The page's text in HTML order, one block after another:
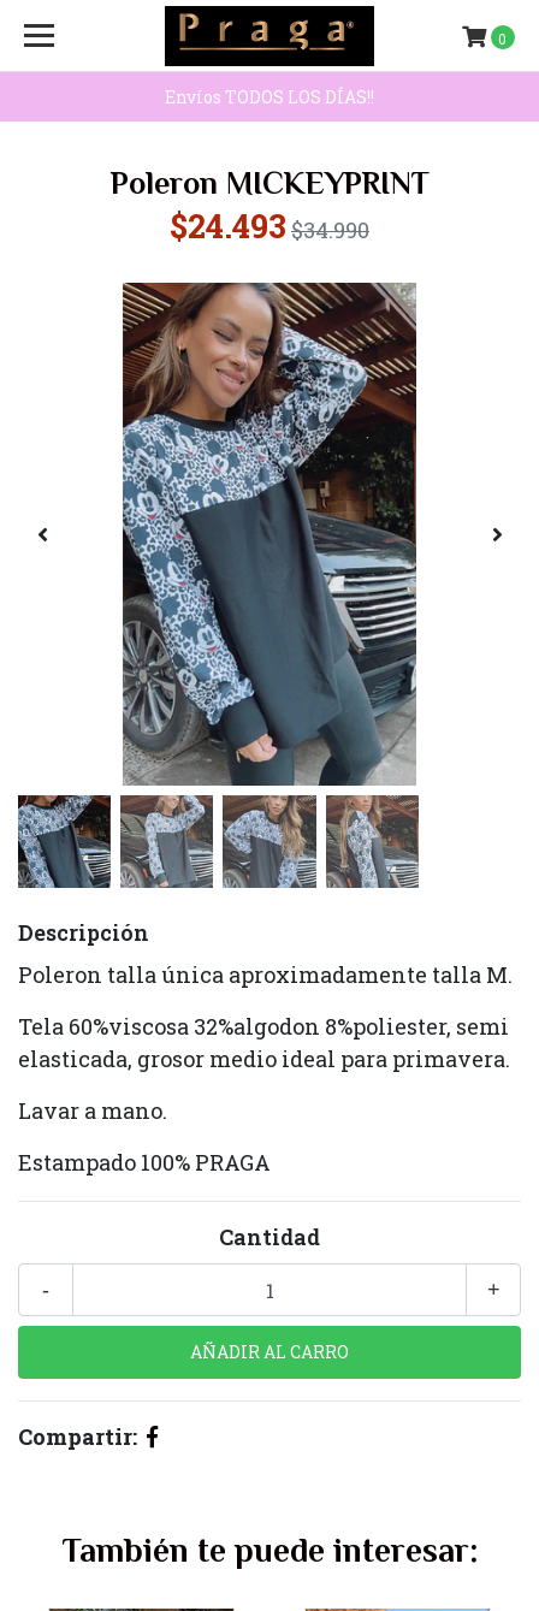
Envíos TODOS LOS DÍAS!!
0
Poleron MICKEYPRINT
$24.493 $34.990
Descripción
Poleron talla única aproximadamente talla M.
Tela 60%viscosa 32%algodon 8%poliester, semi
elasticada, grosor medio ideal para primavera.
Lavar a mano.
Estampado 100% PRAGA
Cantidad
+
-
Compartir:
También te puede interesar: